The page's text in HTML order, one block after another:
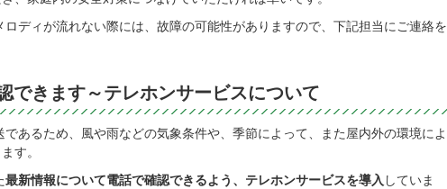
ディが流れない際には、故障の可能性がありますので、下記担当にご連絡を
できます～テレホンサービスについて
あるため、風や雨などの気象条件や、季節によって、また屋内外の環境によ
す。
最新情報について電話で確認できるよう、テレホンサービスを導入 していま